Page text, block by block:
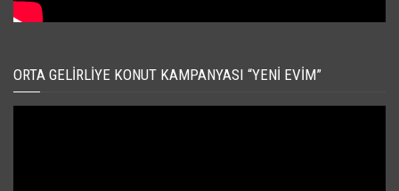
ORTA GELIRLIYE KONUT KAMPANYASI “YENI EVIM”